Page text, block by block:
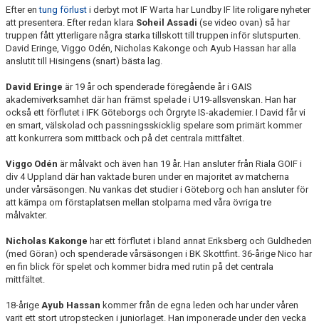
Efter entung förlust i derbyt mot IF Warta har Lundby IF lite roligare nyheter
att presentera. Efter redan klara Soheil Assadi (se video ovan) så har
truppen fått ytterligare några starka tillskott till truppen inför slutspurten.
David Eringe, Viggo Odén, Nicholas Kakonge och Ayub Hassan har alla
anslutit till Hisingens (snart) bästa lag.
David Eringe är 19 år och spenderade föregående år i GAIS
akademiverksamhet där han främst spelade i U19-allsvenskan. Han har
också ett förflutet i IFK Göteborgs och Örgryte IS-akademier. I David får vi
en smart, välskolad och passningsskicklig spelare som primärt kommer
att konkurrera som mittback och på det centrala mittfältet.
Viggo Odén är målvakt och även han 19 år. Han ansluter från Riala GOIF i
div 4 Uppland där han vaktade buren under en majoritet av matcherna
under vårsäsongen. Nu vankas det studier i Göteborg och han ansluter för
att kämpa om förstaplatsen mellan stolparna med våra övriga tre
målvakter.
Nicholas Kakonge har ett förflutet i bland annat Eriksberg och Guldheden
(med Göran) och spenderade vårsäsongen i BK Skottfint. 36-årige Nico har
en fin blick för spelet och kommer bidra med rutin på det centrala
mittfältet.
18-årige Ayub Hassan kommer från de egna leden och har under våren
varit ett stort utropstecken i juniorlaget. Han imponerade under den vecka